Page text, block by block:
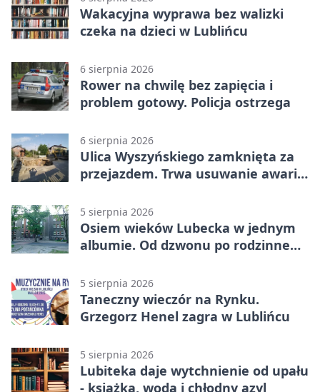
Wakacyjna wyprawa bez walizki
czeka na dzieci w Lublińcu
6 sierpnia 2026
Rower na chwilę bez zapięcia i
problem gotowy. Policja ostrzega
6 sierpnia 2026
Ulica Wyszyńskiego zamknięta za
przejazdem. Trwa usuwanie awarii
5 sierpnia 2026
Osiem wieków Lubecka w jednym
albumie. Od dzwonu po rodzinne
5 sierpnia 2026
Taneczny wieczór na Rynku.
Grzegorz Henel zagra w Lublińcu
5 sierpnia 2026
Lubiteka daje wytchnienie od upału
- książka, woda i chłodny azyl